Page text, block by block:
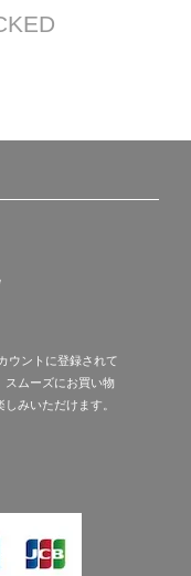
ウントに登録されて
スムーズにお買い物
みいただけます。